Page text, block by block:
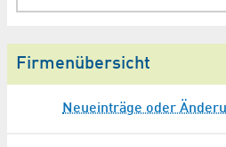
Arbeitsvermittlung
Architekt
Firmenübersicht
Neueinträge oder